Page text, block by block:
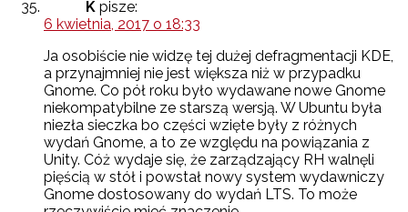
K pisze:
6 kwietnia, 2017 o 18:33
Ja osobiście nie widzę tej dużej defragmentacji KDE,
a przynajmniej nie jest większa niż w przypadku
Gnome. Co pół roku było wydawane nowe Gnome
niekompatybilne ze starszą wersją. W Ubuntu była
niezła sieczka bo części wzięte były z różnych
wydań Gnome, a to ze względu na powiązania z
Unity. Cóż wydaje się, że zarządzający RH walnęli
pięścią w stół i powstał nowy system wydawniczy
Gnome dostosowany do wydań LTS. To może